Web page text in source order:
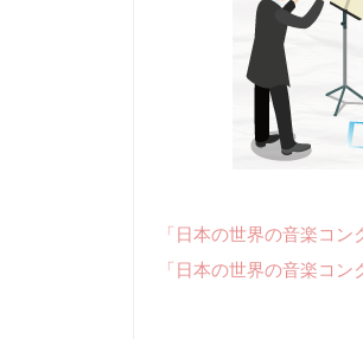
「日本の世界の音楽コ
「日本の世界の音楽コ